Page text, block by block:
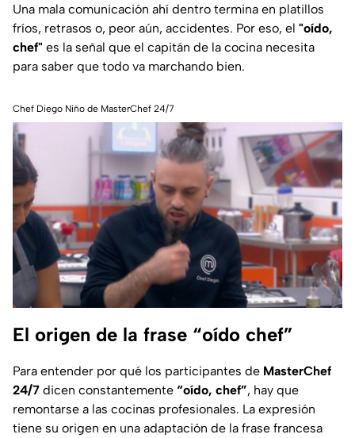
Una mala comunicación ahí dentro termina en platillos
fríos, retrasos o, peor aún, accidentes. Por eso, el "oído,
chef" es la señal que el capitán de la cocina necesita
para saber que todo va marchando bien.
Chef Diego Niño de MasterChef 24/7
El origen de la frase “oído chef”
Para entender por qué los participantes de MasterChef
24/7 dicen constantemente “oído, chef”, hay que
remontarse a las cocinas profesionales. La expresión
tiene su origen en una adaptación de la frase francesa